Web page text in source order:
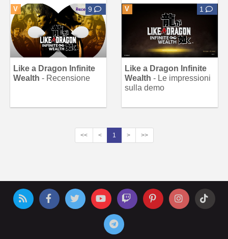
V 9
Like a Dragon Infinite
Wealth - Recensione
V 1
Like a Dragon Infinite
Wealth - Le impressioni
sulla demo
<< < 1 > >>